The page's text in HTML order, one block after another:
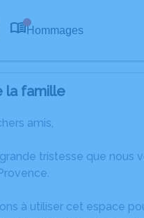
Hommages
la famille
amis,
grande tristesse que
à utiliser cet espace